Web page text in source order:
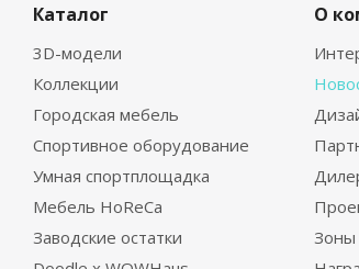
Каталог
3D-модели
Коллекции
Городская мебель
Спортивное оборудование
Умная спортплощадка
Мебель HoReCa
Заводские остатки
О
Зоны